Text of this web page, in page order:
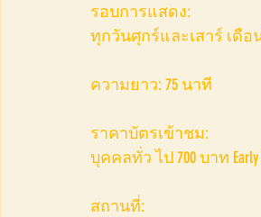
รอบการแสดง:
ทุกวันศุกร์และเสาร์ เดือนสิ
ความยาว: 75 นาที
ราคาบัตรเข้าชม:
บุคคลทั่ว ไป 700 บาท
สถานที่: